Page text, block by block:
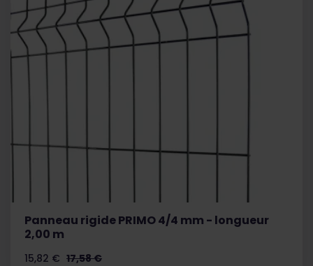
Panneau rigide PRIMO 4/4 mm - longueur
2,00 m
Prix
15,82 € Prix
17,58 €